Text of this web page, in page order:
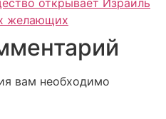
желающих
вам необходимо